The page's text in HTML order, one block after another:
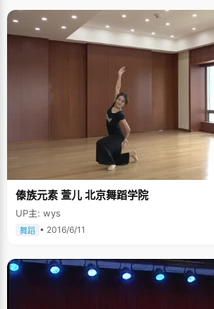
傣族元素 萱儿 北京舞蹈学院
UP主: wys
舞蹈 • 2016/6/11